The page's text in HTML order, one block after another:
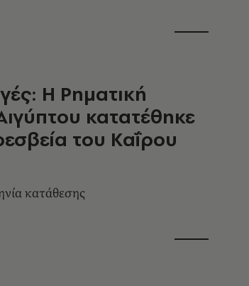
Η Ρηματική
κατατέθηκε
του Καΐρου
κατάθεσης